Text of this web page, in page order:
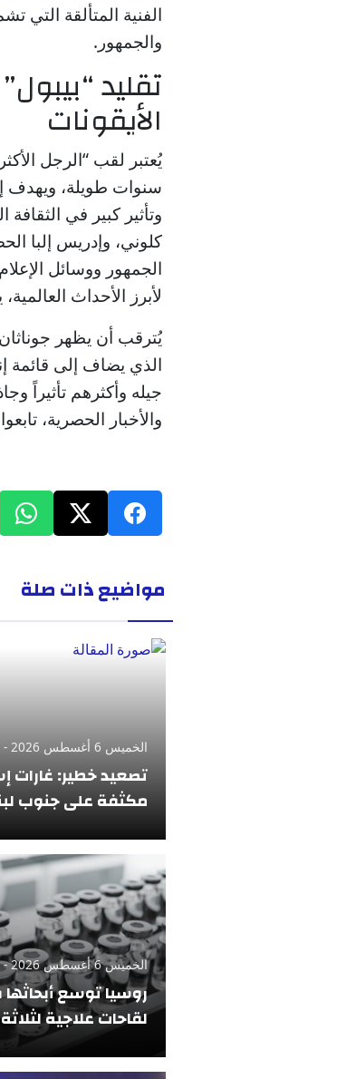
الفنية المتألقة التي
والجمهور.
تقليد
الأيقونات
يُعتبر لقب “الرجل
سنوات طويلة، ويهدف
وتأثير كبير في
كلوني، وإدريس إلبا
الجمهور ووسائل
لأبرز الأحداث
يُترقب أن يظهر
الذي يضاف إلى قائمة
جيله وأكثرهم تأثيراً
والأخبار الحصرية، تابعوا
مواضيع ذات صلة
الخميس 6 أغسطس 2026 - 09:39
تصعيد خطير: غارات
مكثفة على جنوب
الخميس 6 أغسطس 2026 - 01:54
روسيا توسع
لقاحات علاجية